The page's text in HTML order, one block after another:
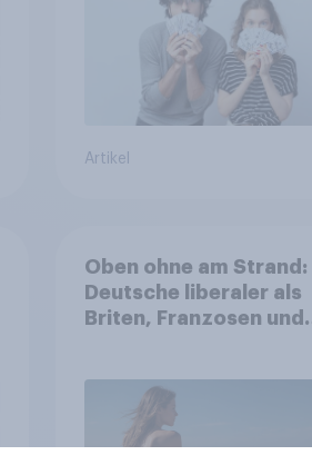
Artikel
Oben ohne am Strand:
Deutsche liberaler als
Briten, Franzosen und